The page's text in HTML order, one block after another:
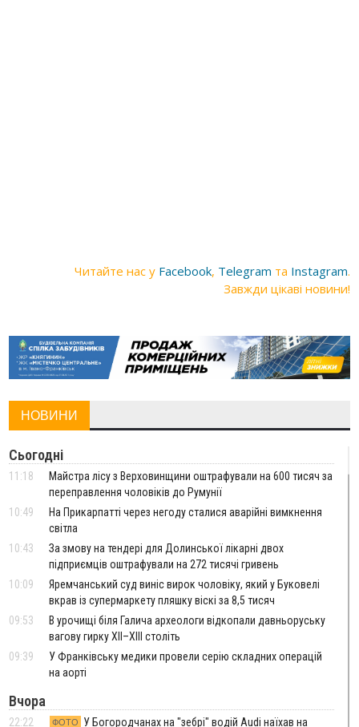
Читайте нас у Facebook, Telegram та Instagram.
Завжди цікаві новини!
НОВИНИ
Сьогодні
11:18
Майстра лісу з Верховинщини оштрафували на 600 тисяч за
переправлення чоловіків до Румунії
10:49
На Прикарпатті через негоду сталися аварійні вимкнення
світла
10:43
За змову на тендері для Долинської лікарні двох
підприємців оштрафували на 272 тисячі гривень
10:09
Яремчанський суд виніс вирок чоловіку, який у Буковелі
вкрав із супермаркету пляшку віскі за 8,5 тисяч
09:53
В урочищі біля Галича археологи відкопали давньоруську
вагову гирку XII–XIII століть
09:39
У Франківську медики провели серію складних операцій
на аорті
Вчора
22:22 ФОТО У Богородчанах на "зебрі" водій Audi наїхав на